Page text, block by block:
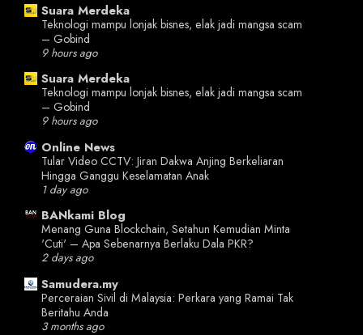
Suara Merdeka
Teknologi mampu lonjak bisnes, elak jadi mangsa scam
– Gobind
9 hours ago
Suara Merdeka
Teknologi mampu lonjak bisnes, elak jadi mangsa scam
– Gobind
9 hours ago
Online News
Tular Video CCTV: Jiran Dakwa Anjing Berkeliaran
Hingga Ganggu Keselamatan Anak
1 day ago
BANkami Blog
Menang Guna Blockchain, Setahun Kemudian Minta
'Cuti' – Apa Sebenarnya Berlaku Dala PKR?
2 days ago
Samudera.my
Perceraian Sivil di Malaysia: Perkara yang Ramai Tak
Beritahu Anda
3 months ago